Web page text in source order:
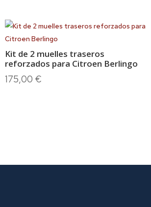
Kit de 2 muelles traseros
reforzados para Citroen Berlingo
175,00 €